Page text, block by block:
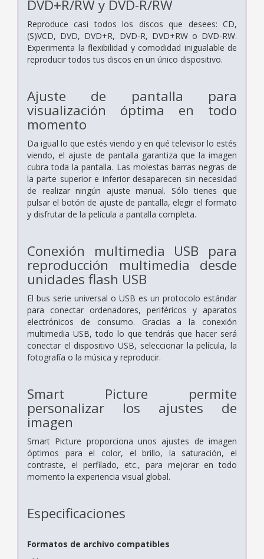
DVD+R/RW y DVD-R/RW
Reproduce casi todos los discos que desees: CD,
(S)VCD, DVD, DVD+R, DVD-R, DVD+RW o DVD-RW.
Experimenta la flexibilidad y comodidad inigualable de
reproducir todos tus discos en un único dispositivo.
Ajuste de pantalla para
visualización óptima en todo
momento
Da igual lo que estés viendo y en qué televisor lo estés
viendo, el ajuste de pantalla garantiza que la imagen
cubra toda la pantalla. Las molestas barras negras de
la parte superior e inferior desaparecen sin necesidad
de realizar ningún ajuste manual. Sólo tienes que
pulsar el botón de ajuste de pantalla, elegir el formato
y disfrutar de la película a pantalla completa.
Conexión multimedia USB para
reproducción multimedia desde
unidades flash USB
El bus serie universal o USB es un protocolo estándar
para conectar ordenadores, periféricos y aparatos
electrónicos de consumo. Gracias a la conexión
multimedia USB, todo lo que tendrás que hacer será
conectar el dispositivo USB, seleccionar la película, la
fotografía o la música y reproducir.
Smart Picture permite
personalizar los ajustes de
imagen
Smart Picture proporciona unos ajustes de imagen
óptimos para el color, el brillo, la saturación, el
contraste, el perfilado, etc., para mejorar en todo
momento la experiencia visual global.
Especificaciones
Formatos de archivo compatibles